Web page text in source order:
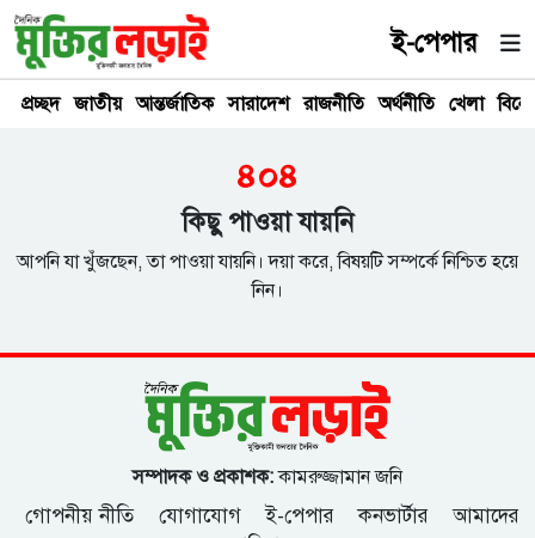
ই-পেপার
প্রচ্ছদ জাতীয় আন্তর্জাতিক সারাদেশ রাজনীতি অর্থনীতি খেলা
৪০৪
কিছু পাওয়া যায়নি
আপনি যা খুঁজছেন, তা পাওয়া যায়নি। দয়া করে, বিষয়টি সম্পর্কে নিশ্চিত হয়ে
নিন।
সম্পাদক ও প্রকাশক:কামরুজ্জামান জনি
গোপনীয় নীতি যোগাযোগ ই-পেপার কনভার্টার
আমাদের